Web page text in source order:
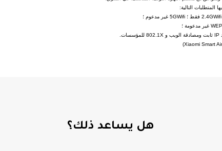
المتطلبات التالية:
هل يساعد ذلك؟